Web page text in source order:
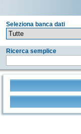
Seleziona banca dati
Ricerca semplice